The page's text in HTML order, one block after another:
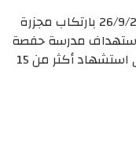
قام الطيران الحربي الإسرائيلي بتاريخ 26/9/2024 بارتكاب مجزرة
مدرسة حفصة
بمخيم جباليا شمال قطاع غزة، ما أدى إلى استشهاد أكثر من 15